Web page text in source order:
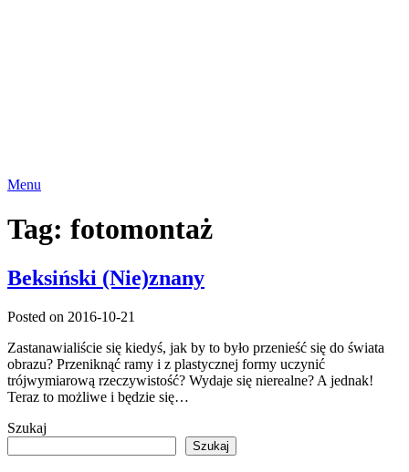
Menu
Tag: fotomontaż
Beksiński (Nie)znany
Posted on 2016-10-21
Zastanawialiście się kiedyś, jak by to było przenieść się do świata
obrazu? Przeniknąć ramy i z plastycznej formy uczynić
trójwymiarową rzeczywistość? Wydaje się nierealne? A jednak!
Teraz to możliwe i będzie się…
Szukaj
Szukaj